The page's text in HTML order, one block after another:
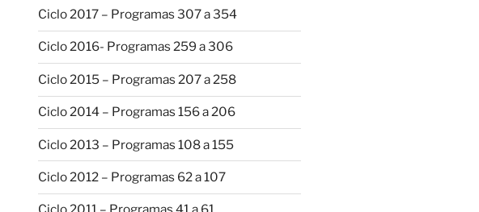
Ciclo 2017 – Programas 307 a 354
Ciclo 2016- Programas 259 a 306
Ciclo 2015 – Programas 207 a 258
Ciclo 2014 – Programas 156 a 206
Ciclo 2013 – Programas 108 a 155
Ciclo 2012 – Programas 62 a 107